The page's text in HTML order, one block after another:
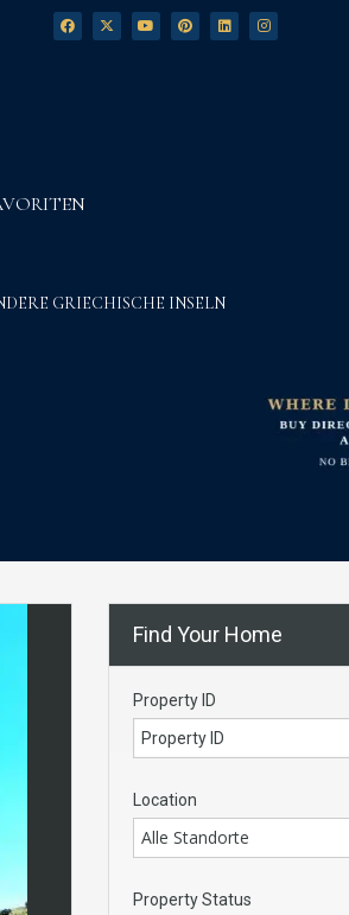
GRIECHISCHE INSELN
Find Your Home
Property ID
Location
Alle Standorte
Property Status